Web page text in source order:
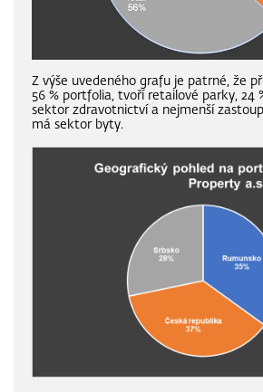
Z výše uvedeného grafu je patrné, že
56 % portfolia, tvoří retailové parky, 24
sektor zdravotnictví a nejmenší
má sektor byty.